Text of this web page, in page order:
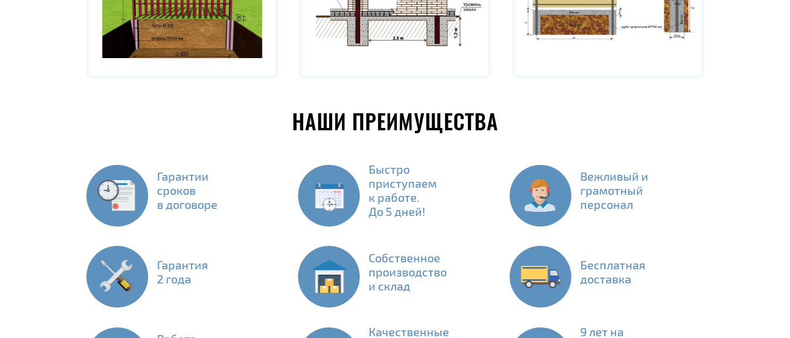
НАШИ ПРЕИМУЩЕСТВА
Гарантии
сроков
в договоре
Быстро
приступаем
к работе.
До 5 дней!
Вежливый и
грамотный
персонал
Гарантия
2 года
Собственное
производство
и склад
Бесплатная
доставка
Качественные 9 лет на